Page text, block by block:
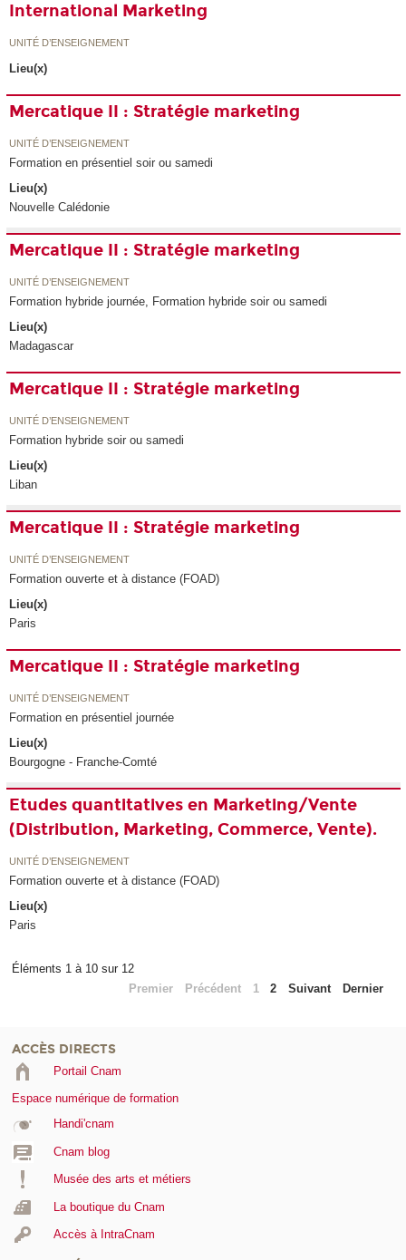
International Marketing
UNITÉ D’ENSEIGNEMENT
Lieu(x)
Mercatique II : Stratégie marketing
UNITÉ D’ENSEIGNEMENT
Formation en présentiel soir ou samedi
Lieu(x)
Nouvelle Calédonie
Mercatique II : Stratégie marketing
UNITÉ D’ENSEIGNEMENT
Formation hybride journée, Formation hybride soir ou samedi
Lieu(x)
Madagascar
Mercatique II : Stratégie marketing
UNITÉ D’ENSEIGNEMENT
Formation hybride soir ou samedi
Lieu(x)
Liban
Mercatique II : Stratégie marketing
UNITÉ D’ENSEIGNEMENT
Formation ouverte et à distance (FOAD)
Lieu(x)
Paris
Mercatique II : Stratégie marketing
UNITÉ D’ENSEIGNEMENT
Formation en présentiel journée
Lieu(x)
Bourgogne - Franche-Comté
Etudes quantitatives en Marketing/Vente
(Distribution, Marketing, Commerce, Vente).
UNITÉ D’ENSEIGNEMENT
Formation ouverte et à distance (FOAD)
Lieu(x)
Paris
Éléments 1 à 10 sur 12
Premier
Précédent 1 2 Suivant Dernier
ACCÈS DIRECTS
Portail Cnam
Espace numérique de formation
Handi'cnam
Cnam blog
Musée des arts et métiers
La boutique du Cnam
Accès à IntraCnam